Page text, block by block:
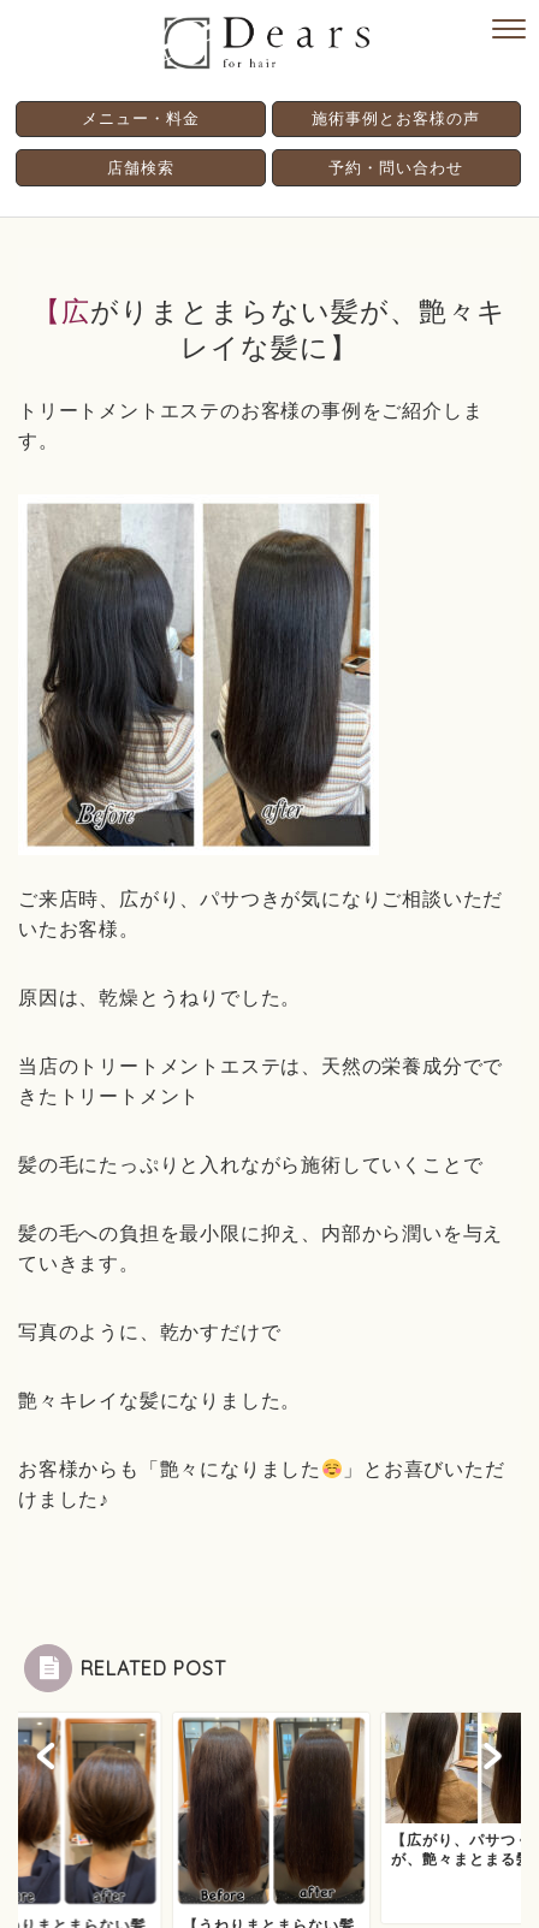
メニュー・料金 施術事例とお客様の声
店舗検索 予約・問い合わせ
【広がりまとまらない髪が、艶々キ
レイな髪に】
トリートメントエステのお客様の事例をご紹介しま
す。
ご来店時、広がり、パサつき が気になりご相談いただ
いたお客様。
原因は、乾燥 とうねり でした。
当店のトリートメント エステは、天然の栄養成分でで
きたトリートメント
髪の毛にたっぷりと入れながら施術していくことで
髪の毛への負担を最小限に抑え、内部から潤いを与え
ていきます。
写真のように、乾かすだけで
艶々キレイ な髪になりました。
お客様からも「艶々になりました
」とお喜びいただ
けました♪
RELATED POST
【広がり、パサつく
が、艶々まとまる髪